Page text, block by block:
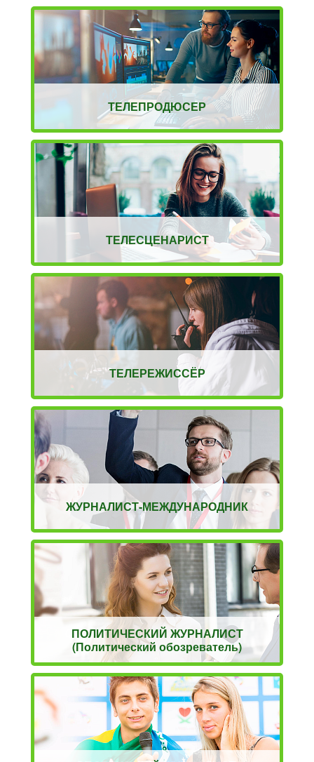
ТЕЛЕПРОДЮСЕР
ТЕЛЕСЦЕНАРИСТ
ТЕЛЕРЕЖИССЁР
ЖУРНАЛИСТ-МЕЖДУНАРОДНИК
ПОЛИТИЧЕСКИЙ ЖУРНАЛИСТ
(Политический обозреватель)